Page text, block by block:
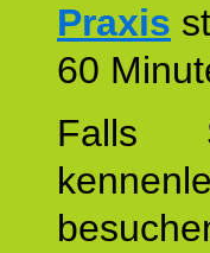
Praxis
60
Falls